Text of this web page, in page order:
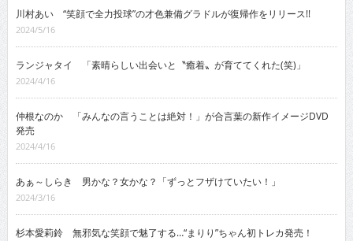
川村あい “笑顔で全力投球”の才色兼備グラドルが復帰作をリリース!!
2024/5/16
ランジャタイ 「素晴らしい出会いと〝癒着〟が育ててくれた(笑)」
2024/4/16
仲根なのか 「みんなの言うことは絶対！」が合言葉の新作イメージDVD
発売
2024/4/16
あぁ～しらき 男かな？女かな？「ずっとフザけていたい！」
2024/3/16
杉本愛莉鈴 無邪気な笑顔で魅了する…“まりり”ちゃん初トレカ発売！